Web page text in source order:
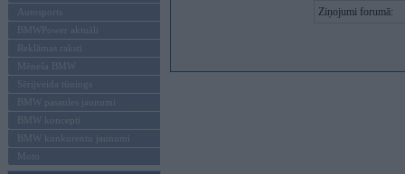
Autosports
BMWPower aktuāli
Reklāmas raksti
Mēneša BMW
Sērijveida tūnings
BMW pasaules jaunumi
BMW koncepti
BMW konkurentu jaunumi
Moto
Ziņojumi forumā: